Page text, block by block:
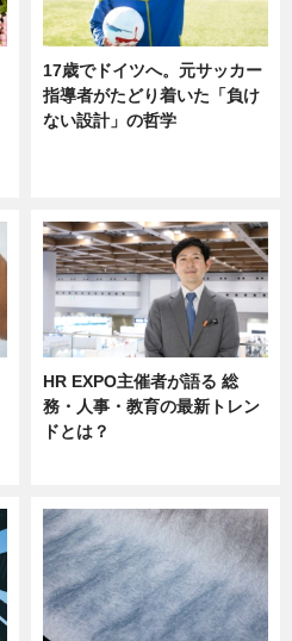
17歳でドイツへ。元サッカー
指導者がたどり着いた「負け
ない設計」の哲学
HR EXPO主催者が語る 総
務・人事・教育の最新トレン
ドとは？